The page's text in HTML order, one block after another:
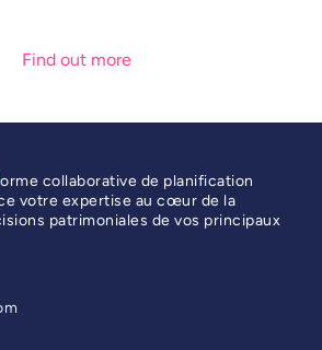
Find out more
collaborative de planification
votre expertise au cœur de la
patrimoniales de vos principaux